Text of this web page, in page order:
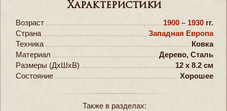
Характеристики
Возраст 1900 – 1930 гг.
Страна
Западная Европа
Техника
Ковка
Материал
Дерево, Сталь
Размеры (ДxШxВ)
12 x 8.2 см
Состояние
Хорошее
Также в разделах: